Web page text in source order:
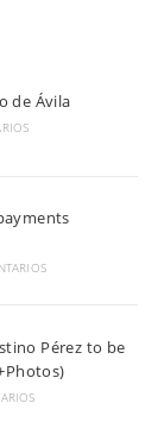
de Ávila
Pérez to be